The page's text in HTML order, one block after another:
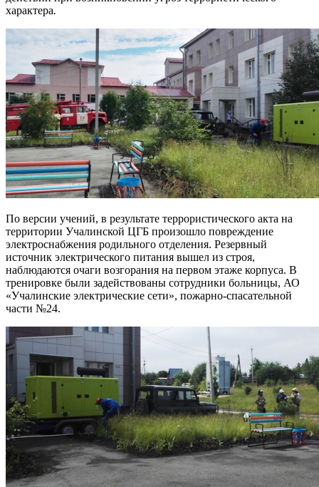
характера.
По версии учений, в результате террористического акта на
территории Учалинской ЦГБ произошло повреждение
электроснабжения родильного отделения. Резервный
источник электрического питания вышел из строя,
наблюдаются очаги возгорания на первом этаже корпуса. В
тренировке были задействованы сотрудники больницы, АО
«Учалинские электрические сети», пожарно-спасательной
части №24.